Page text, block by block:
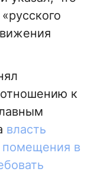
к
власть
помещения в